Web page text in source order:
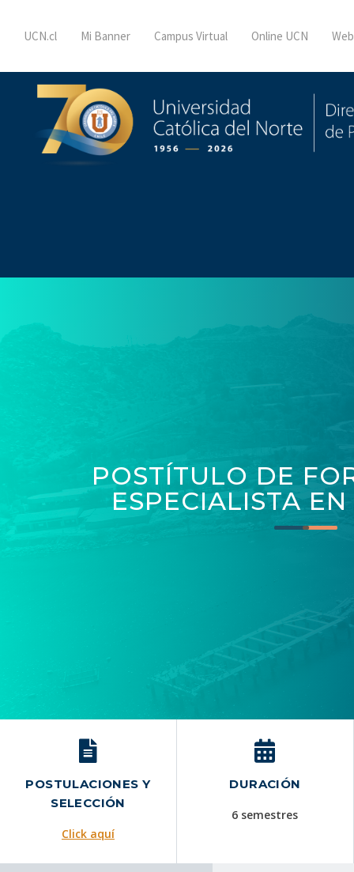
UCN.cl Mi Banner Campus Virtual Online UCN
POSTÍTULO DE
ESPECIALISTA
POSTULACIONES Y
SELECCIÓN
Click aquí
DURACIÓN
6 semestres